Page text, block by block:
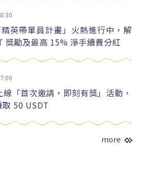
英帶單員計畫」火熱進行中，解
獎勵及最高 15% 淨手續費分紅
「首次邀請，即刻有獎」活動，
50 USDT
more